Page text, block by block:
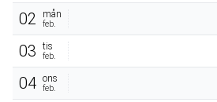
02
mån
feb.
03 tis
feb.
04 ons
feb.